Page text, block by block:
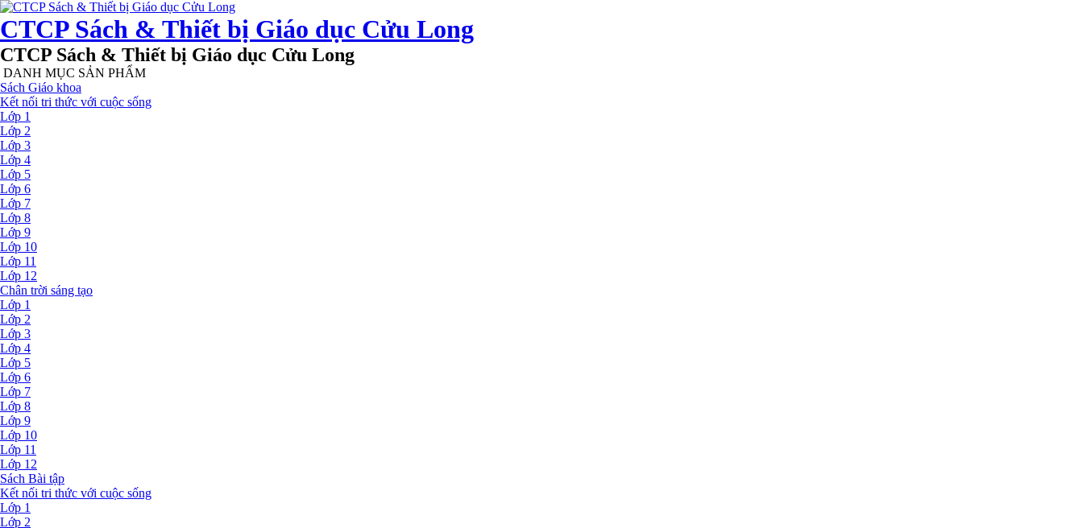
CTCP Sách & Thiết bị Giáo dục Cửu Long
CTCP Sách & Thiết bị Giáo dục Cửu Long
DANH MỤC SẢN PHẨM
Sách Giáo khoa
Kết nối tri thức với cuộc sống
Lớp 1
Lớp 2
Lớp 3
Lớp 4
Lớp 5
Lớp 6
Lớp 7
Lớp 8
Lớp 9
Lớp 10
Lớp 11
Lớp 12
Chân trời sáng tạo
Lớp 1
Lớp 2
Lớp 3
Lớp 4
Lớp 5
Lớp 6
Lớp 7
Lớp 8
Lớp 9
Lớp 10
Lớp 11
Lớp 12
Sách Bài tập
Kết nối tri thức với cuộc sống
Lớp 1
Lớp 2